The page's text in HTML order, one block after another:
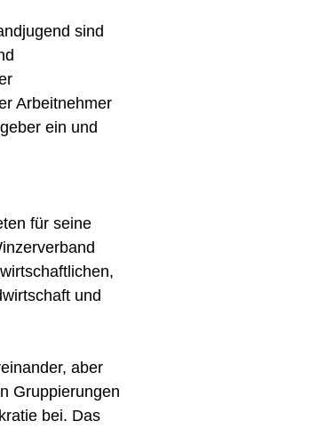
sind
Arbeitnehmer
ein und
für seine
und
aber
Gruppierungen
bei. Das